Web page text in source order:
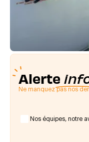
Alerte
Ne manquez pas nos
Nos équipes, notre